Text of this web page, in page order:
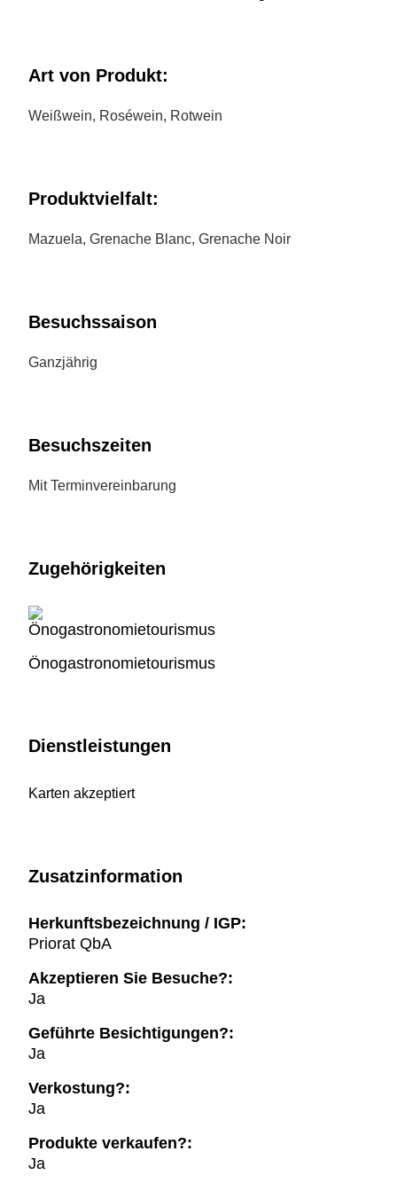
Art von Produkt:
Weißwein, Roséwein, Rotwein
Produktvielfalt:
Mazuela, Grenache Blanc, Grenache Noir
Besuchssaison
Ganzjährig
Besuchszeiten
Mit Terminvereinbarung
Zugehörigkeiten
Önogastronomietourismus
Dienstleistungen
Karten akzeptiert
Zusatzinformation
Herkunftsbezeichnung / IGP:
Priorat QbA
Akzeptieren Sie Besuche?:
Ja
Geführte Besichtigungen?:
Ja
Verkostung?:
Ja
Produkte verkaufen?:
Ja